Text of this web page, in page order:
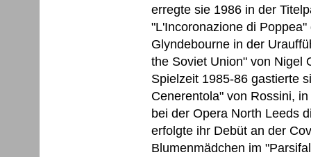
erregte sie 1986 in der
"L'Incoronazione di
Glyndebourne in der
the Soviet Union" von Nigel
Spielzeit 1985-86 gastierte
Cenerentola" von Rossini,
bei der Opera North Leeds
erfolgte ihr Debüt an der
Blumenmädchen im